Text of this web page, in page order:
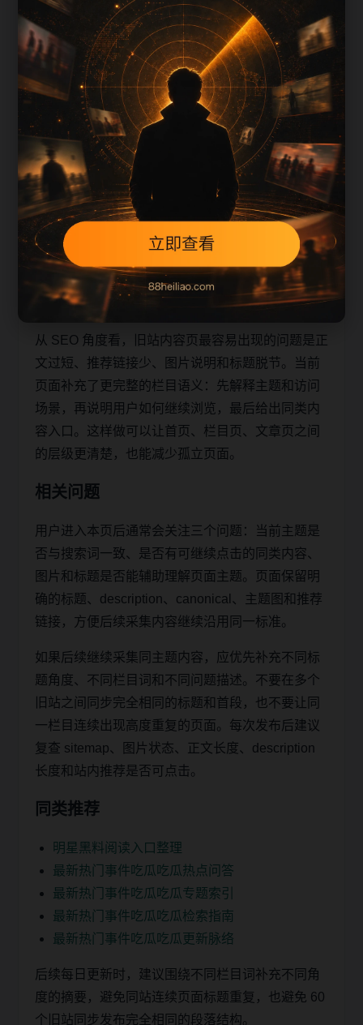
用户继续浏览
热门事件吃瓜吃瓜主题线索汇总围绕cgzn补充搜索
场景、栏目入口、图片说明和站内推荐。文章末尾
保留同类推荐、上一篇和下一篇，让用户在三次点
击内找到相关页面，也让搜索引擎更容易发现站内
层级。
本页不是单独堆叠关键词，而是把主题摘要、阅读
顺序、相关问题和继续浏览入口放在同一页面，帮
助移动端用户减少反复搜索，也让栏目页、内容页
和 sitemap 之间形成稳定的抓取路径。
从 SEO 角度看，旧站内容页最容易出现的问题是正
文过短、推荐链接少、图片说明和标题脱节。当前
页面补充了更完整的栏目语义：先解释主题和访问
场景，再说明用户如何继续浏览，最后给出同类内
容入口。这样做可以让首页、栏目页、文章页之间
的层级更清楚，也能减少孤立页面。
相关问题
用户进入本页后通常会关注三个问题：当前主题是
否与搜索词一致、是否有可继续点击的同类内容、
图片和标题是否能辅助理解页面主题。页面保留明
确的标题、description、canonical、主题图和推荐
链接，方便后续采集内容继续沿用同一标准。
如果后续继续采集同主题内容，应优先补充不同标
题角度、不同栏目词和不同问题描述。不要在多个
旧站之间同步完全相同的标题和首段，也不要让同
一栏目连续出现高度重复的页面。每次发布后建议
复查 sitemap、图片状态、正文长度、description
长度和站内推荐是否可点击。
同类推荐
明星黑料阅读入口整理
最新热门事件吃瓜吃瓜热点问答
最新热门事件吃瓜吃瓜专题索引
最新热门事件吃瓜吃瓜检索指南
最新热门事件吃瓜吃瓜更新脉络
后续每日更新时，建议围绕不同栏目词补充不同角
度的摘要，避免同站连续页面标题重复，也避免 60
个旧站同步发布完全相同的段落结构。